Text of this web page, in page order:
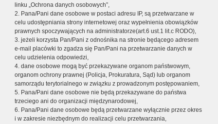
linku „Ochrona danych osobowych”,
2. Pana/Pani dane osobowe w postaci adresu IP, są przetwarzane w
celu udostępniania strony internetowej oraz wypełnienia obowiązków
prawnych spoczywających na administratorze(art.6 ust.1 lit.c RODO),
3. jeżeli korzysta Pan/Pani z odnośnika na stronie będącego adresem
e-mail placówki to zgadza się Pan/Pani na przetwarzanie danych w
celu udzielenia odpowiedzi,
4. dane osobowe mogą być przekazywane organom państwowym,
organom ochrony prawnej (Policja, Prokuratura, Sąd) lub organom
samorządu terytorialnego w związku z prowadzonym postępowaniem,
5. Pana/Pani dane osobowe nie będą przekazywane do państwa
trzeciego ani do organizacji międzynarodowej,
6. Pana/Pani dane osobowe będą przetwarzane wyłącznie przez okres
i w zakresie niezbędnym do realizacji celu przetwarzania,